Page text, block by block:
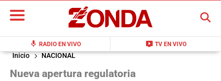
mic RADIO EN VIVO live_tv TV EN VIVO
BUSCAR
Inicio NACIONAL
Nueva apertura regulatoria